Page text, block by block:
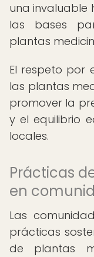
una invaluable
las bases
plantas
El respeto por
las plantas
promover la
y el equilibrio
locales.
Prácticas
en
Las
prácticas
de plantas